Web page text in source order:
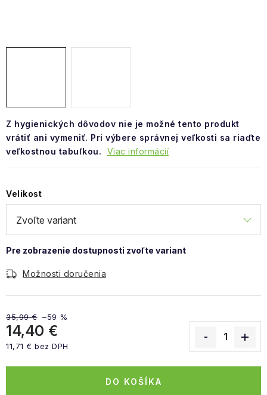
Z hygienických dôvodov nie je možné tento produkt
vrátiť ani vymeniť. Pri výbere správnej veľkosti sa riaďte
veľkostnou tabuľkou.
Viac informácií
Velikost
Možnosti doručenia
35,99 € –59 %
14,40 €
11,71 € bez DPH
DO KOŠÍKA